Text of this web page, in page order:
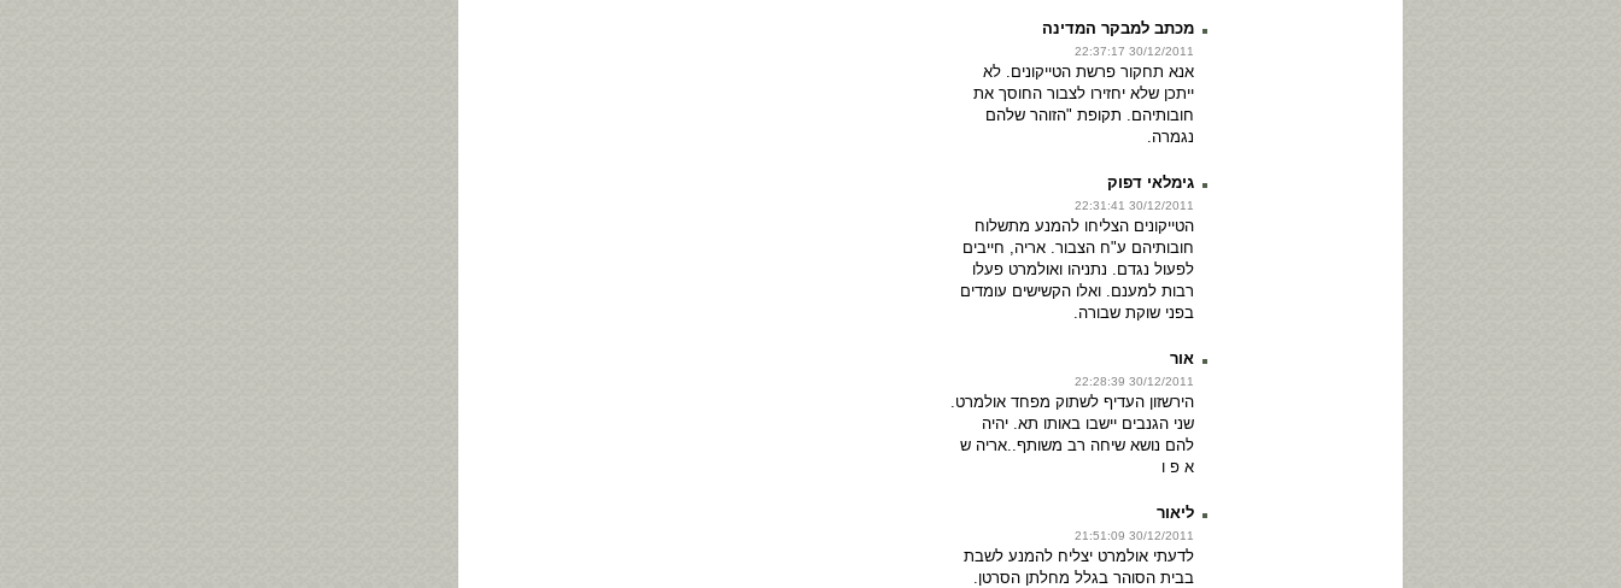
מכתב למבקר המדינה
30/12/2011 22:37:17
אנא תחקור פרשת הטייקונים. לא
ייתכן שלא יחזירו לצבור החוסך את
חובותיהם. תקופת "הזוהר שלהם
נגמרה.
גימלאי דפוק
30/12/2011 22:31:41
הטייקונים הצליחו להמנע מתשלוח
חובותיהם ע"ח הצבור. אריה, חייבים
לפעול נגדם. נתניהו ואולמרט פעלו
רבות למענם. ואלו הקשישים עומדים
בפני שוקת שבורה.
אור
30/12/2011 22:28:39
הירשזון העדיף לשתוק מפחד אולמרט.
שני הגנבים יישבו באותו תא. יהיה
להם נושא שיחה רב משותף..אריה ש
א פ ו
ליאור
30/12/2011 21:51:09
לדעתי אולמרט יצליח להמנע לשבת
בבית הסוהר בגלל מחלתן הסרטן.